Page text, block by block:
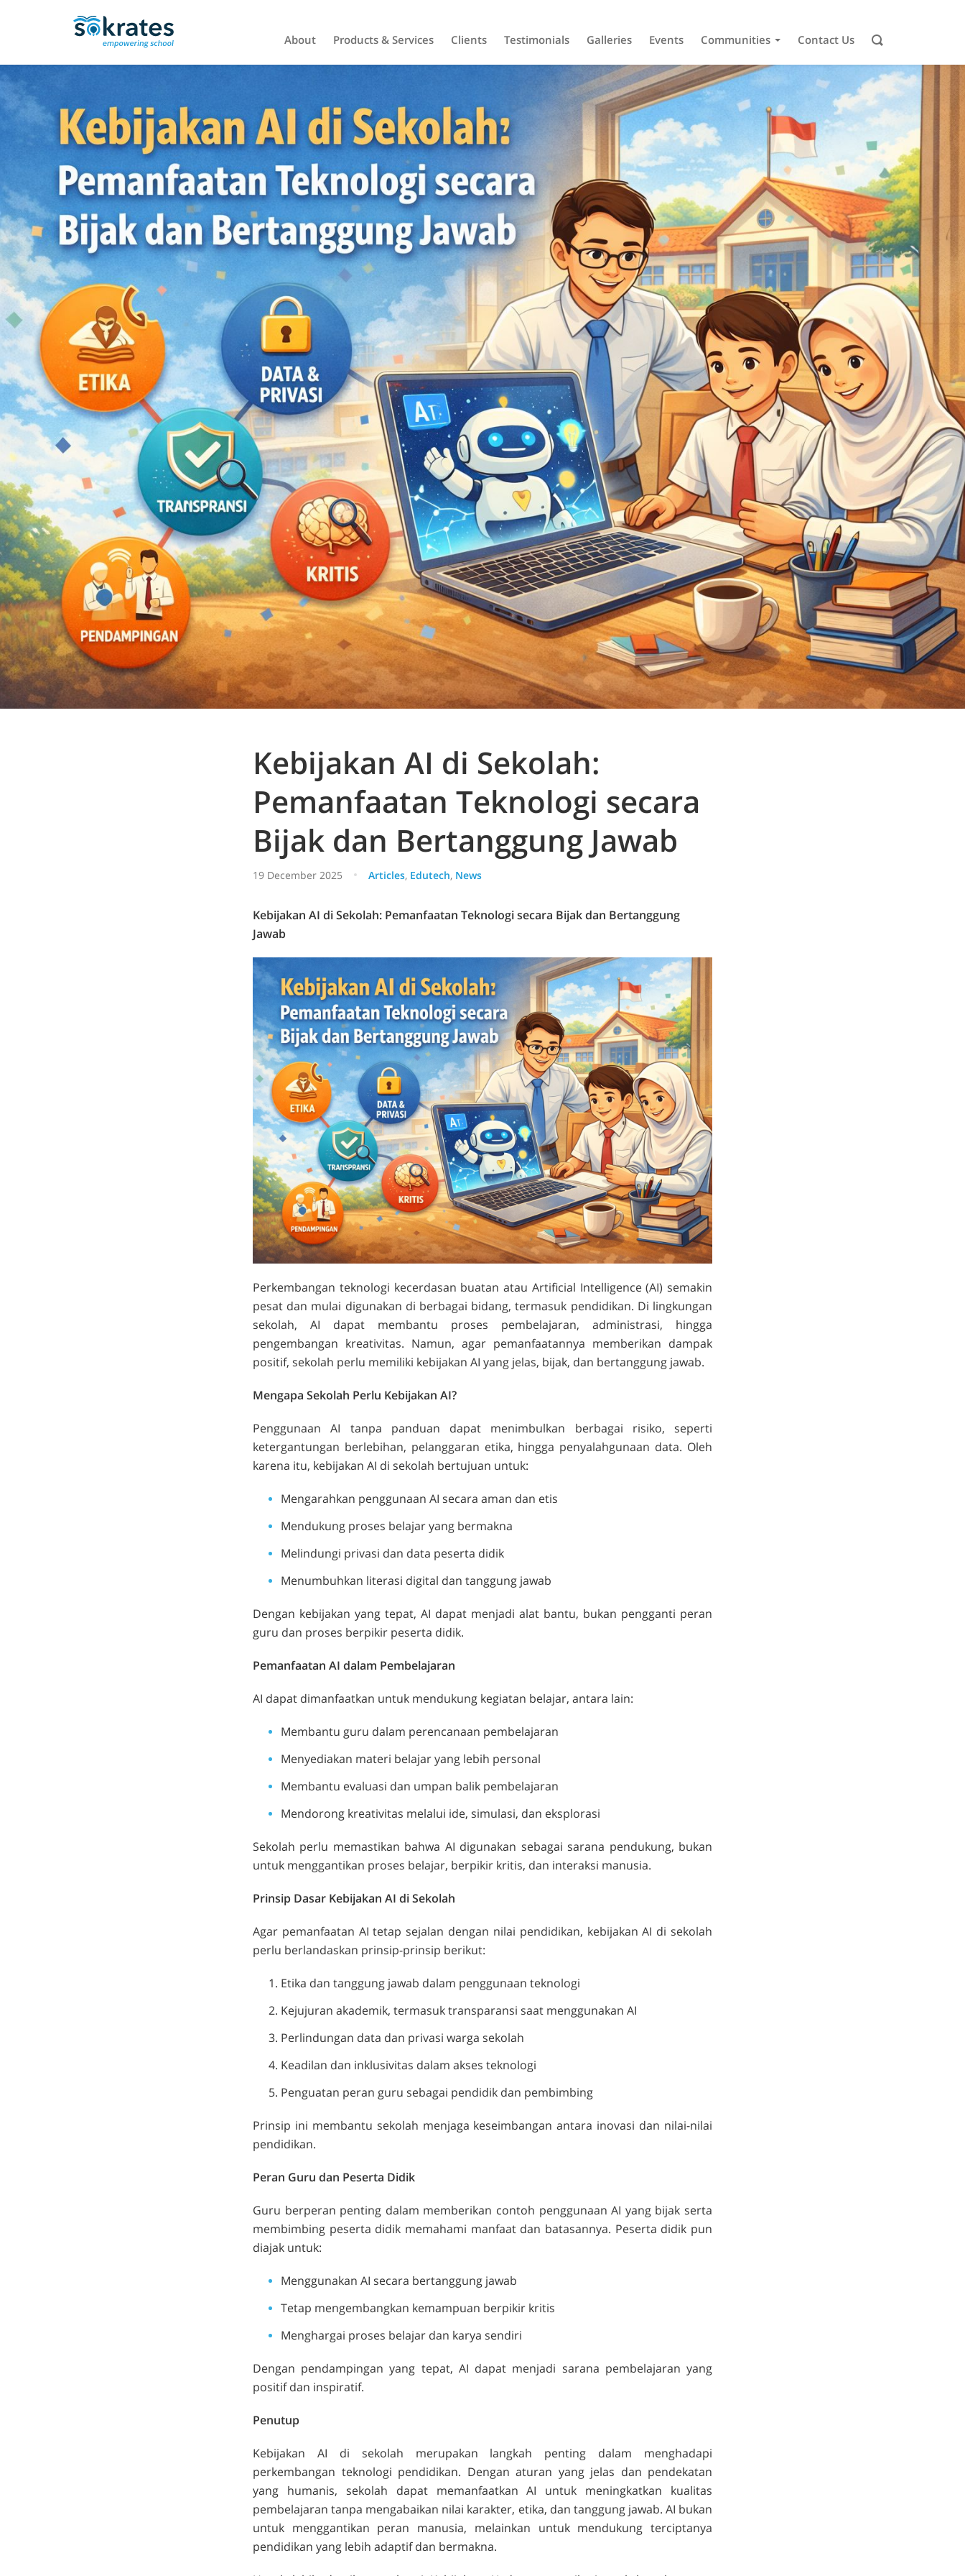
About Products & Services Clients Testimonials Galleries Events Communities Contact Us
Kebijakan AI di Sekolah:
Pemanfaatan Teknologi secara
Bijak dan Bertanggung Jawab
19 December 2025 Articles, Edutech, News
Kebijakan AI di Sekolah: Pemanfaatan Teknologi secara Bijak dan Bertanggung
Jawab
Perkembangan teknologi kecerdasan buatan atau Artificial Intelligence (AI) semakin
pesat dan mulai digunakan di berbagai bidang, termasuk pendidikan. Di lingkungan
sekolah, AI dapat membantu proses pembelajaran, administrasi, hingga
pengembangan kreativitas. Namun, agar pemanfaatannya memberikan dampak
positif, sekolah perlu memiliki kebijakan AI yang jelas, bijak, dan bertanggung jawab.
Mengapa Sekolah Perlu Kebijakan AI?
Penggunaan AI tanpa panduan dapat menimbulkan berbagai risiko, seperti
ketergantungan berlebihan, pelanggaran etika, hingga penyalahgunaan data. Oleh
karena itu, kebijakan AI di sekolah bertujuan untuk:
Mengarahkan penggunaan AI secara aman dan etis
Mendukung proses belajar yang bermakna
Melindungi privasi dan data peserta didik
Menumbuhkan literasi digital dan tanggung jawab
Dengan kebijakan yang tepat, AI dapat menjadi alat bantu, bukan pengganti peran
guru dan proses berpikir peserta didik.
Pemanfaatan AI dalam Pembelajaran
AI dapat dimanfaatkan untuk mendukung kegiatan belajar, antara lain:
Membantu guru dalam perencanaan pembelajaran
Menyediakan materi belajar yang lebih personal
Membantu evaluasi dan umpan balik pembelajaran
Mendorong kreativitas melalui ide, simulasi, dan eksplorasi
Sekolah perlu memastikan bahwa AI digunakan sebagai sarana pendukung, bukan
untuk menggantikan proses belajar, berpikir kritis, dan interaksi manusia.
Prinsip Dasar Kebijakan AI di Sekolah
Agar pemanfaatan AI tetap sejalan dengan nilai pendidikan, kebijakan AI di sekolah
perlu berlandaskan prinsip-prinsip berikut:
Etika dan tanggung jawab dalam penggunaan teknologi
Kejujuran akademik, termasuk transparansi saat menggunakan AI
Perlindungan data dan privasi warga sekolah
Keadilan dan inklusivitas dalam akses teknologi
Penguatan peran guru sebagai pendidik dan pembimbing
Prinsip ini membantu sekolah menjaga keseimbangan antara inovasi dan nilai-nilai
pendidikan.
Peran Guru dan Peserta Didik
Guru berperan penting dalam memberikan contoh penggunaan AI yang bijak serta
membimbing peserta didik memahami manfaat dan batasannya. Peserta didik pun
diajak untuk:
Menggunakan AI secara bertanggung jawab
Tetap mengembangkan kemampuan berpikir kritis
Menghargai proses belajar dan karya sendiri
Dengan pendampingan yang tepat, AI dapat menjadi sarana pembelajaran yang
positif dan inspiratif.
Penutup
Kebijakan AI di sekolah merupakan langkah penting dalam menghadapi
perkembangan teknologi pendidikan. Dengan aturan yang jelas dan pendekatan
yang humanis, sekolah dapat memanfaatkan AI untuk meningkatkan kualitas
pembelajaran tanpa mengabaikan nilai karakter, etika, dan tanggung jawab. AI bukan
untuk menggantikan peran manusia, melainkan untuk mendukung terciptanya
pendidikan yang lebih adaptif dan bermakna.